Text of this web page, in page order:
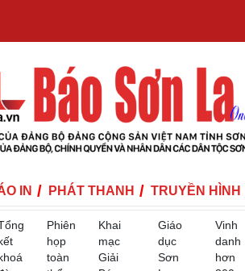
IN PHÁT THANH TRUYỀN HÌNH
Phiên
họp
toàn
Khai
mạc
Giải
Giáo
dục
Sơn
Vinh
danh
hơn